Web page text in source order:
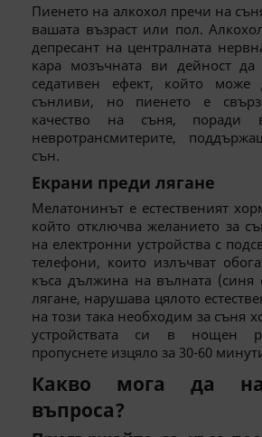
Пиенето на алкохол пречи на
вашата възраст или пол.
депресант на централната
кара мозъчната ви дейност
седативен ефект, който
сънливи, но пиенето е
качество на съня, поради
невротрансмитерите,
сън.
Екрани преди лягане
Мелатонинът е естественият
който отключва желанието за
на електронни устройства с
телефони, които излъчват
къса дължина на вълната (синя
лягане, нарушава цялото
на този така необходим за съня
устройствата си в нощен
пропуснете изцяло за 30-60
Какво мога да
въпроса?